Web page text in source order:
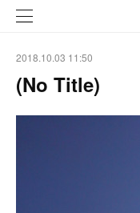
2018.10.03 11:50
(No Title)